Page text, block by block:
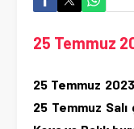
25 Temmuz
25 Temmuz
25 Temmuz